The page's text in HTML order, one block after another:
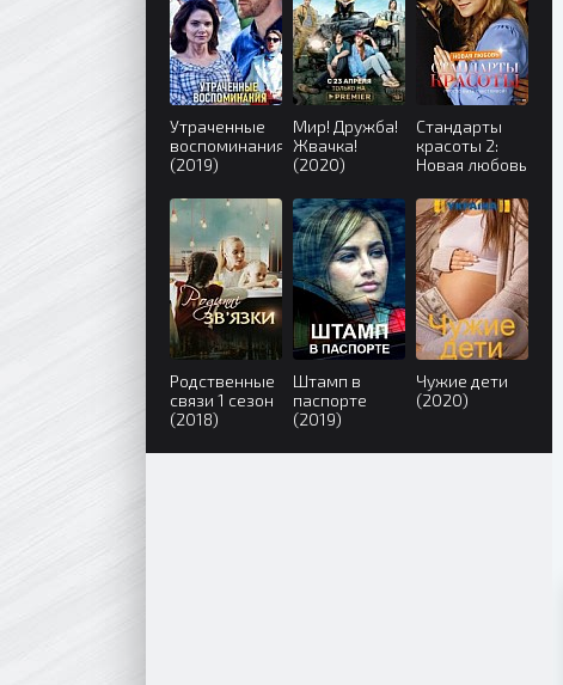
Утраченные
воспоминания
(2019)
Мир! Дружба!
Жвачка!
(2020)
Стандарты
красоты 2:
Новая любовь
Родственные
связи 1 сезон
(2018)
Штамп в
паспорте
(2019)
Чужие дети
(2020)